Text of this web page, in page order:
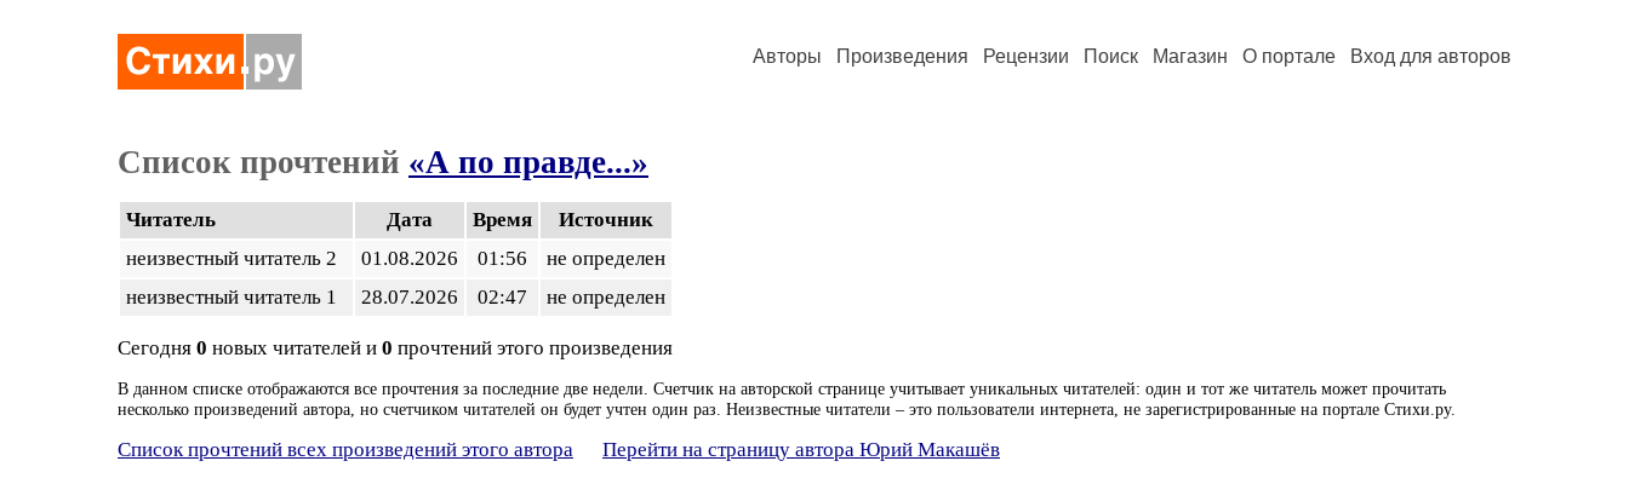
Авторы Произведения Рецензии Поиск Магазин О портале Вход для авторов
Список прочтений «А по правде...»
Читатель Дата Время
Источник
неизвестный читатель 2
01.08.2026 01:56
не определен
неизвестный читатель 1
28.07.2026 02:47 не определен
Сегодня 0 новых читателей и 0 прочтений этого произведения
В данном списке отображаются все прочтения за последние две недели. Счетчик на авторской странице учитывает уникальных читателей: один и тот же читатель может прочитать
несколько произведений автора, но счетчиком читателей он будет учтен один раз. Неизвестные читатели – это пользователи интернета, не зарегистрированные на портале Стихи.ру.
Список прочтений всех произведений этого автора Перейти на страницу автора Юрий Макашёв